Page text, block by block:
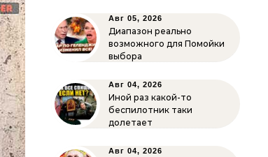
Авг 05, 2026
Диапазон реально
возможного для Помойки
выбора
Авг 04, 2026
Иной раз какой-то
беспилотник таки
долетает
Авг 04, 2026